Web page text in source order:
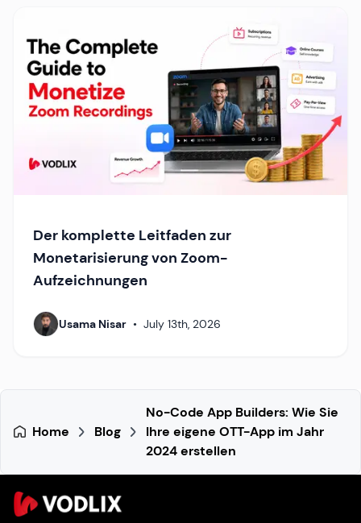
Der komplette Leitfaden zur
Monetarisierung von Zoom-
Aufzeichnungen
Usama Nisar • July 13th, 2026
Home Blog
No-Code App Builders: Wie Sie
Ihre eigene OTT-App im Jahr
2024 erstellen